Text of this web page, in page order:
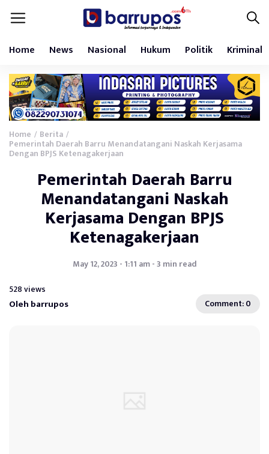
Home News Nasional Hukum Politik Kriminal
Home / Berita /
Pemerintah Daerah Barru Menandatangani Naskah Kerjasama
Dengan BPJS Ketenagakerjaan
Pemerintah Daerah Barru
Menandatangani Naskah
Kerjasama Dengan BPJS
Ketenagakerjaan
May 12, 2023 - 1:11 am - 3 min read
528 views
Oleh barrupos Comment: 0